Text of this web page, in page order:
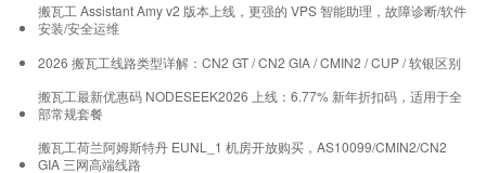
搬瓦工 Assistant Amy v2 版本上线，更强的 VPS 智能助理，故障诊断/软件
安装/安全运维
2026 搬瓦工线路类型详解：CN2 GT / CN2 GIA / CMIN2 / CUP / 软银区别
搬瓦工最新优惠码 NODESEEK2026 上线：6.77% 新年折扣码，适用于全
部常规套餐
搬瓦工荷兰阿姆斯特丹 EUNL_1 机房开放购买，AS10099/CMIN2/CN2
GIA 三网高端线路